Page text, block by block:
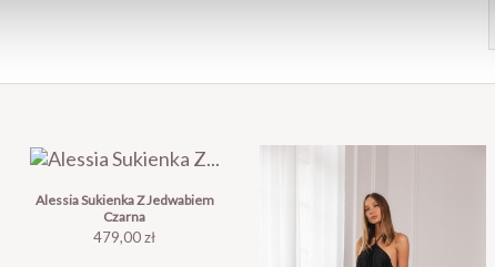
Alessia Sukienka Z Jedwabiem
Czarna
Cena
479,00 zł